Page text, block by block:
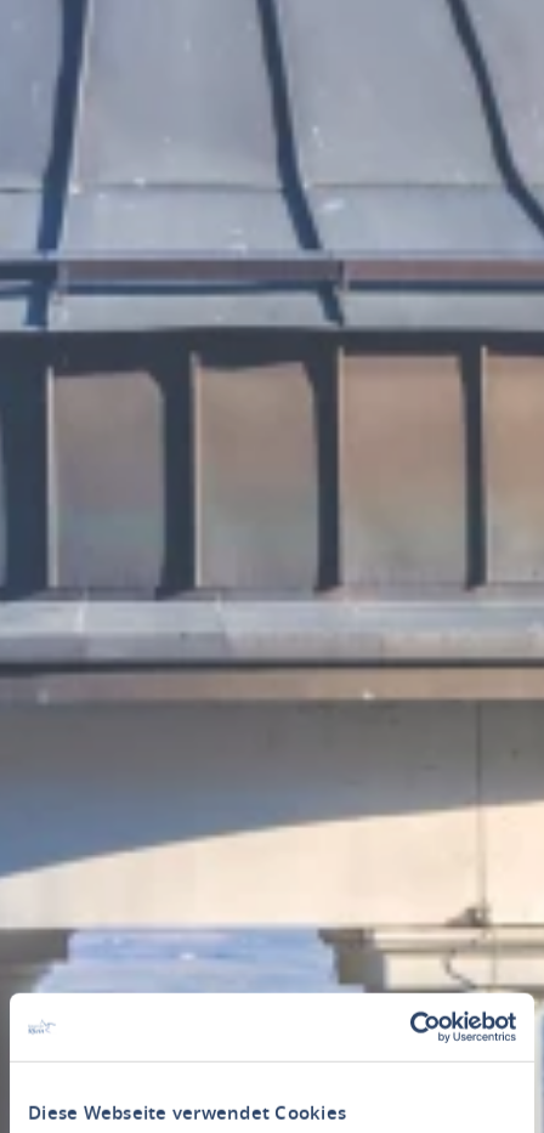
Diese Webseite verwendet Cookies